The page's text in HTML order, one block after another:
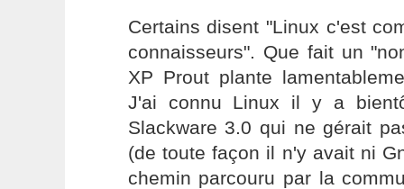
Certains disent "Linux c'est
connaisseurs". Que fait un
XP Prout plante
J'ai connu Linux il y a
Slackware 3.0 qui ne gérait
(de toute façon il n'y avait ni
chemin parcouru par la